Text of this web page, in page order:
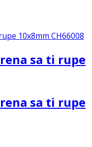
sa ti rupe
sa ti rupe